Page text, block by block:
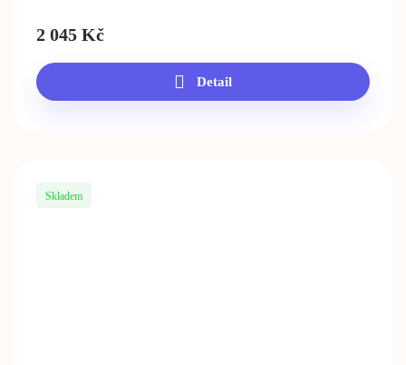
2 045 Kč
Detail
Skladem